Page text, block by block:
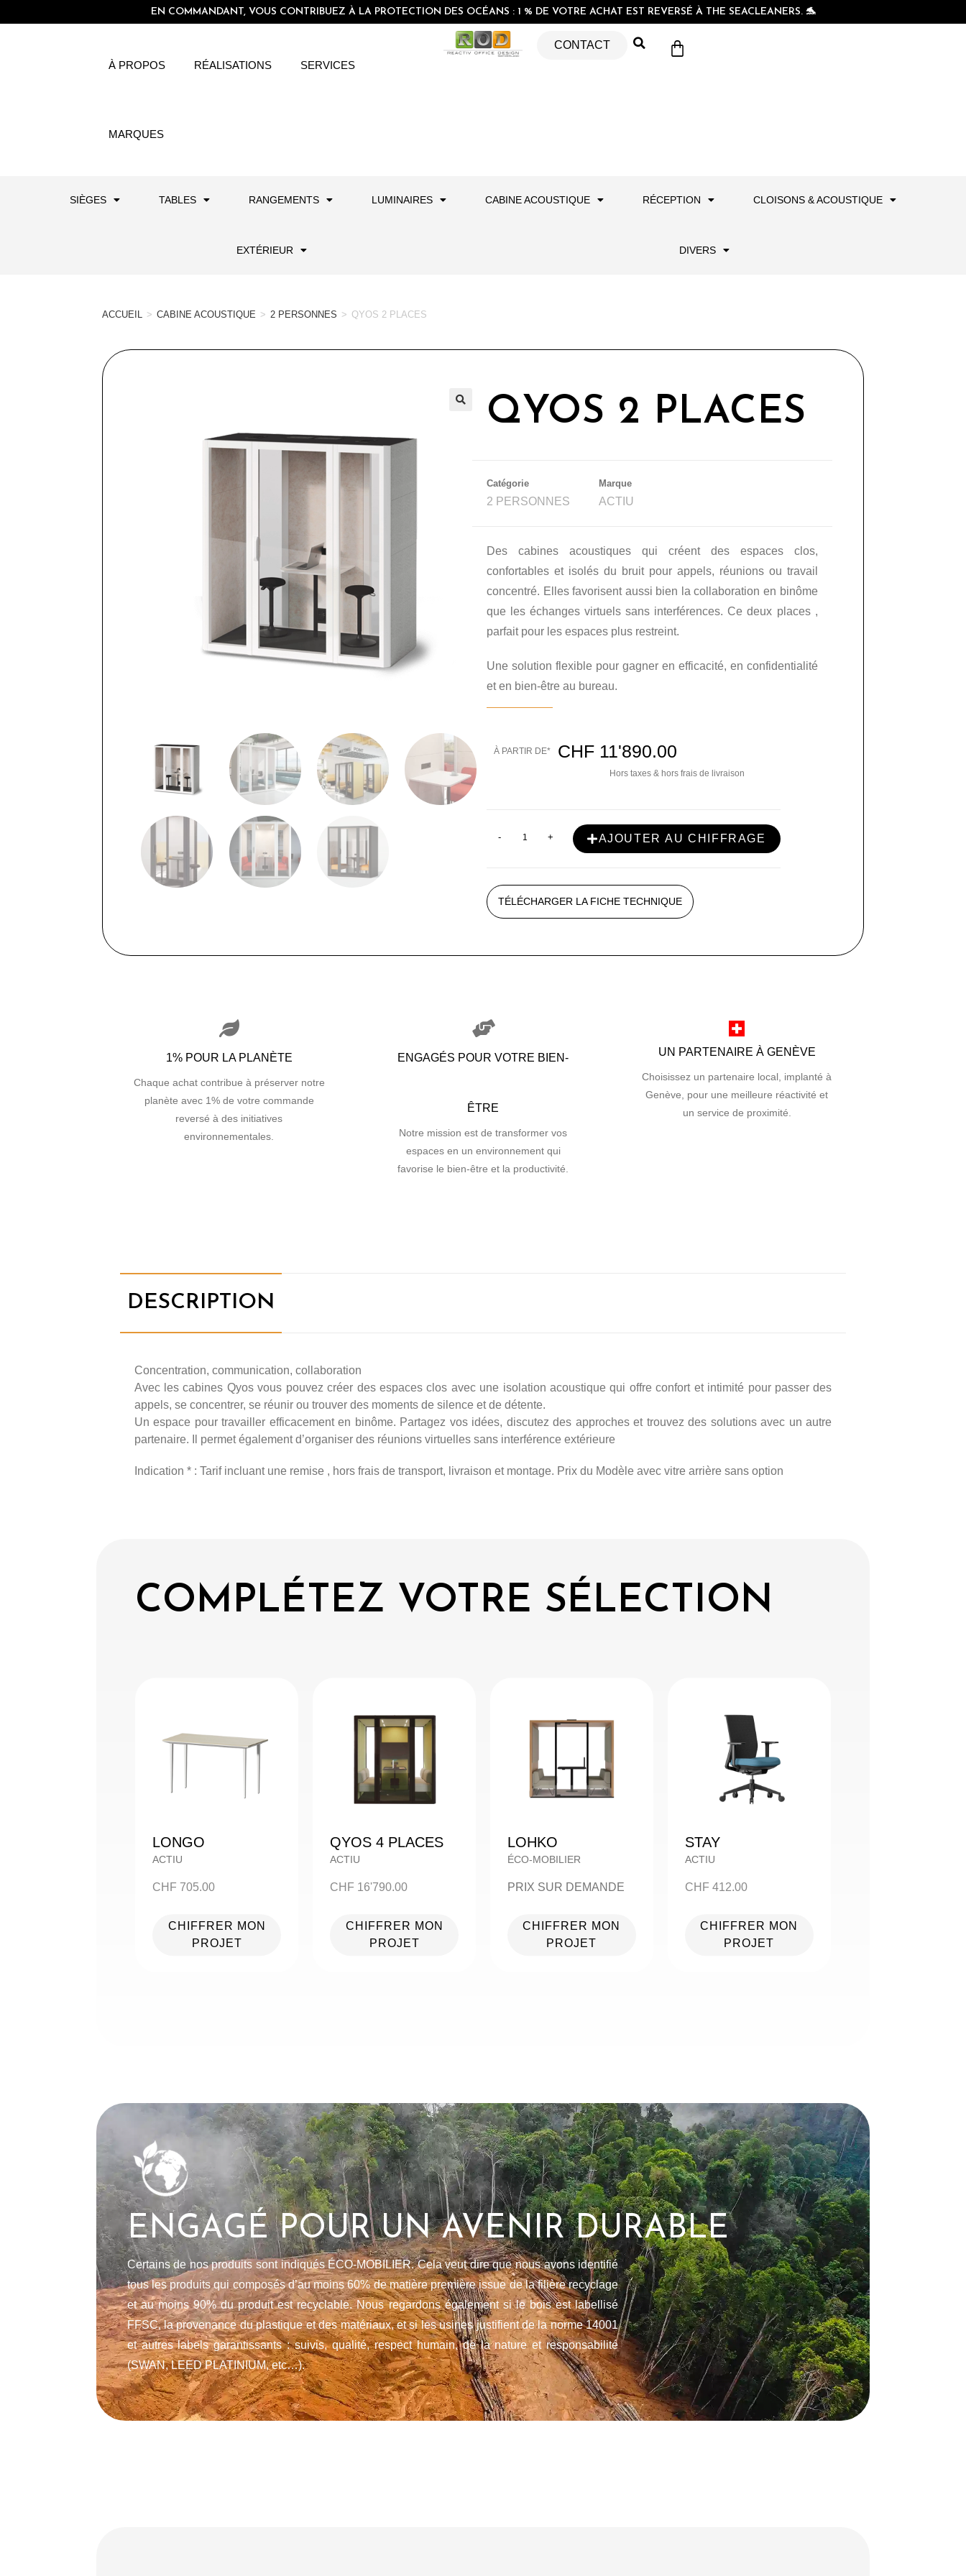
EN COMMANDANT, VOUS CONTRIBUEZ À LA PROTECTION DES OCÉANS : 1 % DE VOTRE ACHAT EST REVERSÉ À THE SEACLEANERS. 🐬
À PROPOS RÉALISATIONS SERVICES
MARQUES
CONTACT
SIÈGES TABLES RANGEMENTS LUMINAIRES CABINE ACOUSTIQUE RÉCEPTION CLOISONS & ACOUSTIQUE
EXTÉRIEUR DIVERS
ACCUEIL > CABINE ACOUSTIQUE > 2 PERSONNES > QYOS 2 PLACES
QYOS 2 PLACES
Catégorie
2 PERSONNES
Marque
ACTIU
Des cabines acoustiques qui créent des espaces clos,
confortables et isolés du bruit pour appels, réunions ou travail
concentré. Elles favorisent aussi bien la collaboration en binôme
que les échanges virtuels sans interférences. Ce deux places ,
parfait pour les espaces plus restreint.
Une solution flexible pour gagner en efficacité, en confidentialité
et en bien-être au bureau.
À PARTIR DE* CHF11'890.00
Hors taxes & hors frais de livraison
- + AJOUTER AU CHIFFRAGE
TÉLÉCHARGER LA FICHE TECHNIQUE
1% POUR LA PLANÈTE
Chaque achat contribue à préserver notre
planète avec 1% de votre commande
reversé à des initiatives
environnementales.
ENGAGÉS POUR VOTRE BIEN-
ÊTRE
Notre mission est de transformer vos
espaces en un environnement qui
favorise le bien-être et la productivité.
UN PARTENAIRE À GENÈVE
Choisissez un partenaire local, implanté à
Genève, pour une meilleure réactivité et
un service de proximité.
DESCRIPTION
Concentration, communication, collaboration
Avec les cabines Qyos vous pouvez créer des espaces clos avec une isolation acoustique qui offre confort et intimité pour passer des
appels, se concentrer, se réunir ou trouver des moments de silence et de détente.
Un espace pour travailler efficacement en binôme. Partagez vos idées, discutez des approches et trouvez des solutions avec un autre
partenaire. Il permet également d’organiser des réunions virtuelles sans interférence extérieure
Indication * : Tarif incluant une remise , hors frais de transport, livraison et montage. Prix du Modèle avec vitre arrière sans option
COMPLÉTEZ VOTRE SÉLECTION
LONGO
ACTIU
CHF 705.00
CHIFFRER MON
PROJET
QYOS 4 PLACES
ACTIU
CHF 16'790.00
CHIFFRER MON
PROJET
LOHKO
ÉCO-MOBILIER
PRIX SUR DEMANDE
CHIFFRER MON
PROJET
STAY
ACTIU
CHF 412.00
CHIFFRER MON
PROJET
ENGAGÉ POUR UN AVENIR DURABLE
Certains de nos produits sont indiqués ÉCO-MOBILIER. Cela veut dire que nous avons identifié
tous les produits qui composés d’au moins 60% de matière première issue de la filière recyclage
et au moins 90% du produit est recyclable. Nous regardons également si le bois est labellisé
FFSC, la provenance du plastique et des matériaux, et si les usines justifient de la norme 14001
et autres labels garantissants : suivis, qualité, respect humain, de la nature et responsabilité
(SWAN, LEED PLATINIUM, etc…).